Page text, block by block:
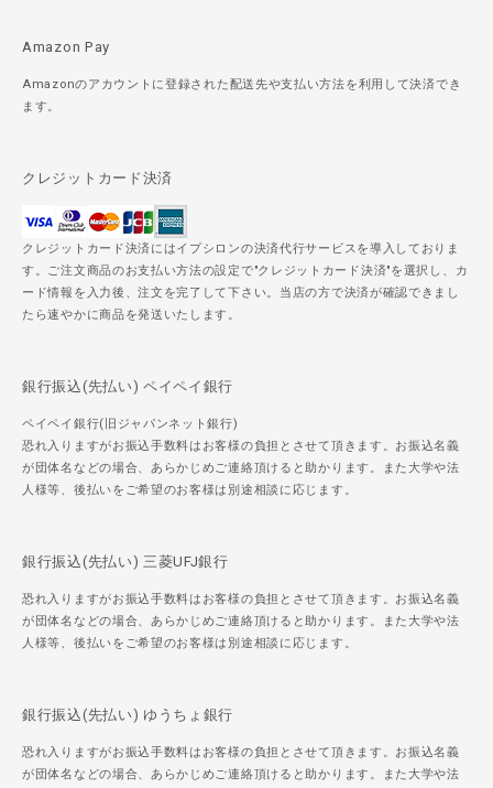
Amazon Pay
Amazonのアカウントに登録された配送先や支払い方法を利用して決済でき
ます。
クレジットカード決済
クレジットカード決済にはイプシロンの決済代行サービスを導入しておりま
す。ご注文商品のお支払い方法の設定で"クレジットカード決済"を選択し、カ
ード情報を入力後、注文を完了して下さい。当店の方で決済が確認できまし
たら速やかに商品を発送いたします。
銀行振込(先払い) ペイペイ銀行
ペイペイ銀行(旧ジャパンネット銀行)
恐れ入りますがお振込手数料はお客様の負担とさせて頂きます。お振込名義
が団体名などの場合、あらかじめご連絡頂けると助かります。また大学や法
人様等、後払いをご希望のお客様は別途相談に応じます。
銀行振込(先払い) 三菱UFJ銀行
恐れ入りますがお振込手数料はお客様の負担とさせて頂きます。お振込名義
が団体名などの場合、あらかじめご連絡頂けると助かります。また大学や法
人様等、後払いをご希望のお客様は別途相談に応じます。
銀行振込(先払い) ゆうちょ銀行
恐れ入りますがお振込手数料はお客様の負担とさせて頂きます。お振込名義
が団体名などの場合、あらかじめご連絡頂けると助かります。また大学や法